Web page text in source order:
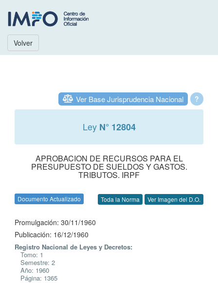
Volver
?
Ver Base Jurisprudencia Nacional
Ley N° 12804
APROBACION DE RECURSOS PARA EL
PRESUPUESTO DE SUELDOS Y GASTOS.
TRIBUTOS. IRPF
Documento Actualizado Toda la Norma Ver Imagen del D.O.
Promulgación: 30/11/1960
Publicación: 16/12/1960
Registro Nacional de Leyes y Decretos:
Tomo: 1
Semestre: 2
Año: 1960
Página: 1365